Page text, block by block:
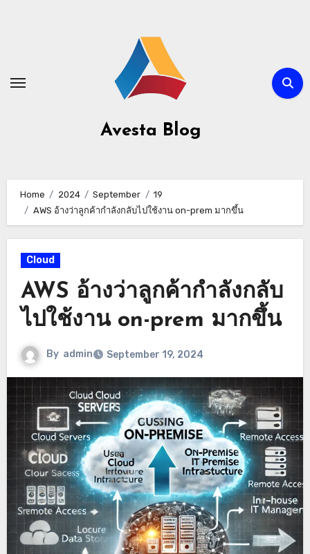
Avesta Blog
Home 2024 September
19
AWS อ้างว่าลูกค้ากำลังกลับไปใช้งาน on-prem มากขึ้น
Cloud
AWS อ้างว่าลูกค้ากำลังกลับ
ไปใช้งาน on-prem มากขึ้น
By admin September 19, 2024